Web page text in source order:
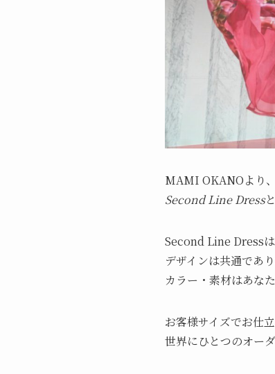
MAMI OKANOより、
Second Line Dressと
Second Line Dressは
デザインは共通であり
カラー・素材はあなた
お客様サイズでお仕立
世界にひとつのオー